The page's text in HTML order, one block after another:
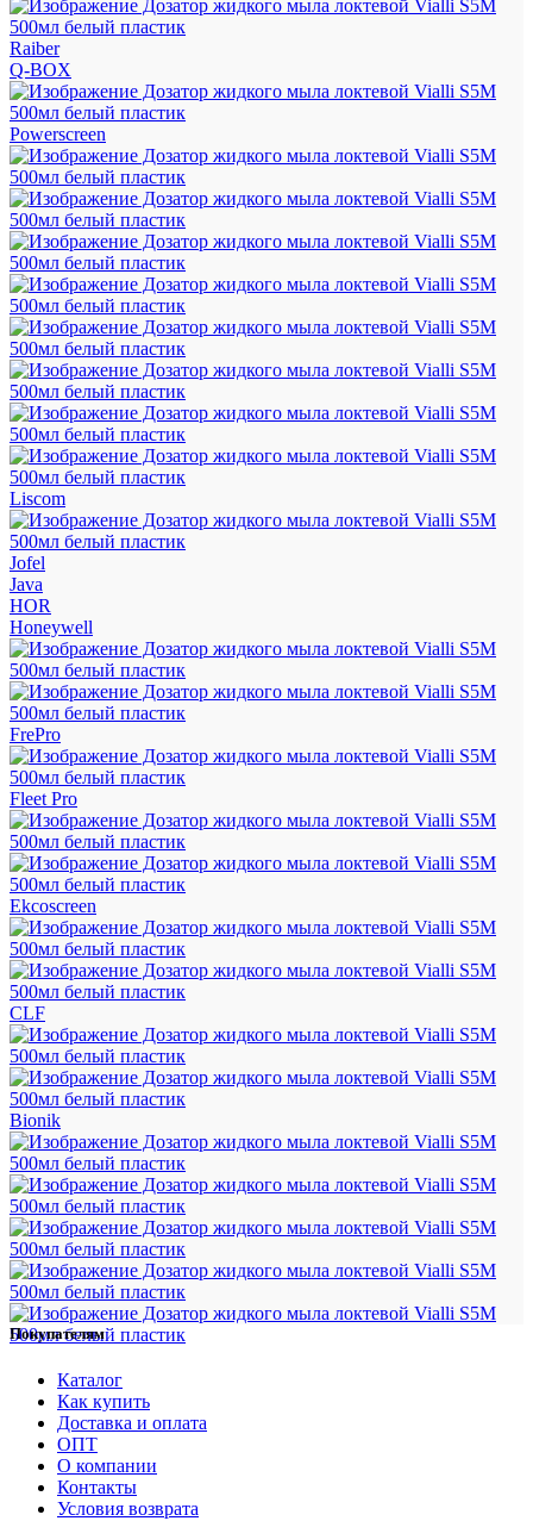
Raiber
Q-BOX
Powerscreen
Liscom
Jofel
Java
HOR
Honeywell
FrePro
Fleet Pro
Ekcoscreen
CLF
Bionik
Покупателям
Каталог
Как купить
Доставка и оплата
ОПТ
О компании
Контакты
Условия возврата